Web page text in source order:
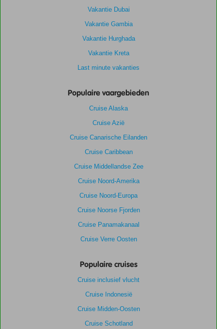
Vakantie Dubai
Vakantie Gambia
Vakantie Hurghada
Vakantie Kreta
Last minute vakanties
Populaire vaargebieden
Cruise Alaska
Cruise Azië
Cruise Canarische Eilanden
Cruise Caribbean
Cruise Middellandse Zee
Cruise Noord-Amerika
Cruise Noord-Europa
Cruise Noorse Fjorden
Cruise Panamakanaal
Cruise Verre Oosten
Populaire cruises
Cruise inclusief vlucht
Cruise Indonesië
Cruise Midden-Oosten
Cruise Schotland